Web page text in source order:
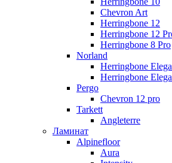
Chevron Art
Herringbone 12
Herringbone 12
Herringbone 8 Pro
Norland
Herringbone
Herringbone
Pergo
Chevron 12 pro
Tarkett
Angleterre
Ламинат
Alpinefloor
Aura